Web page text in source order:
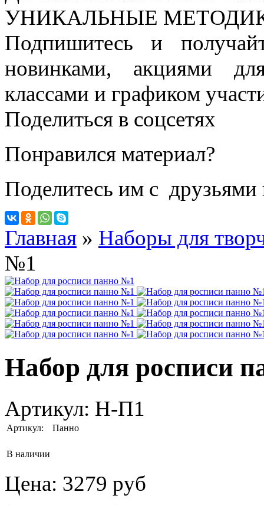
Подпишитесь и
новинками, акциями
классами и графиком
Поделиться в соцсетях
Понравился материал?
Поделитесь им с друзьями
Главная » Наборы для
№1
Набор для росписи
Артикул: Н-П1
Артикул: Панно
В наличии
Цена: 3279 руб